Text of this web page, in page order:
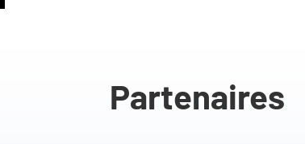
Partenaires